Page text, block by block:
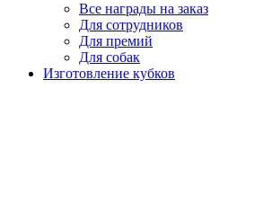
Все награды на заказ
Для сотрудников
Для премий
Для собак
Изготовление кубков